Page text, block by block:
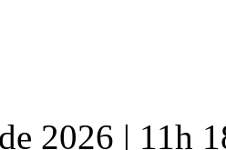
2026 | 11h